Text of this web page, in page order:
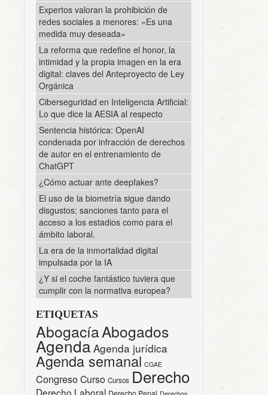
Expertos valoran la prohibición de
redes sociales a menores: «Es una
medida muy deseada»
La reforma que redefine el honor, la
intimidad y la propia imagen en la era
digital: claves del Anteproyecto de Ley
Orgánica
Ciberseguridad en Inteligencia Artificial:
Lo que dice la AESIA al respecto
Sentencia histórica: OpenAI
condenada por infracción de derechos
de autor en el entrenamiento de
ChatGPT
¿Cómo actuar ante deepfakes?
El uso de la biometría sigue dando
disgustos; sanciones tanto para el
acceso a los estadios como para el
ámbito laboral.
La era de la inmortalidad digital
impulsada por la IA
¿Y si el coche fantástico tuviera que
cumplir con la normativa europea?
ETIQUETAS
AbogacíaAbogados
Agenda Agenda jurídica
Agenda semanal CGAE
CongresoCurso Cursos Derecho
Derecho Laboral